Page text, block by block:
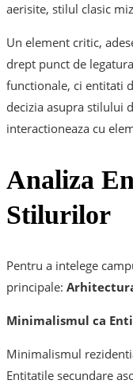
aerisite, stilul clasic
Un element critic,
drept punct de
functionale, ci entitati
decizia asupra stilului
interactioneaza cu
Analiza
Stilurilor
Pentru a intelege
principale:
Minimalismul ca
Minimalismul
Entitatile secundare